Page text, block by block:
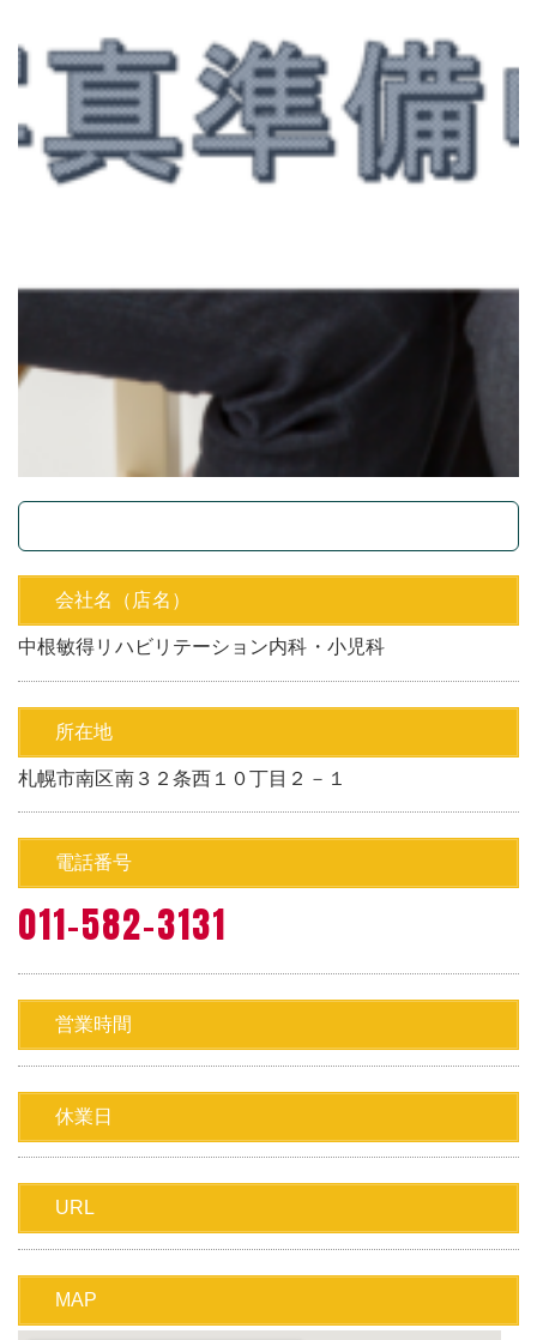
会社名（店名）
中根敏得リハビリテーション内科・小児科
所在地
札幌市南区南３２条西１０丁目２－１
電話番号
011-582-3131
営業時間
休業日
URL
MAP